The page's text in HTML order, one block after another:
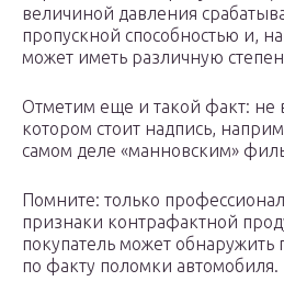
величиной давления
пропускной способностью и,
может иметь различную
Отметим еще и такой факт: не
котором стоит надпись,
самом деле «манновским»
Помните: только
признаки контрафактной
покупатель может обнаружить
по факту поломки автомобиля.